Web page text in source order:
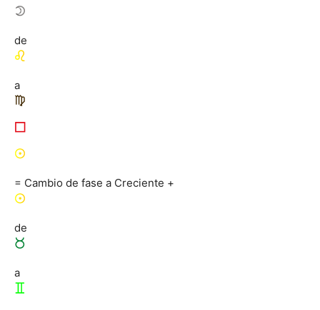
de
a
= Cambio de fase a Creciente +
de
a